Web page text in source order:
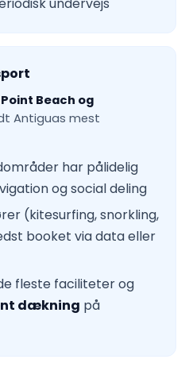
Beach og
Antiguas mest
har pålidelig
og social deling
(kitesurfing, snorkling,
booket via data eller
fleste faciliteter og
dækning på